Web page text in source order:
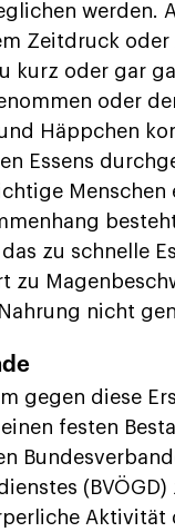
werden.
Zeitdruck
kurz oder gar
oder
Häppchen
Essens
Menschen
zu schnelle
zu
nicht
gegen diese
festen
(BVÖGD)
Aktivität